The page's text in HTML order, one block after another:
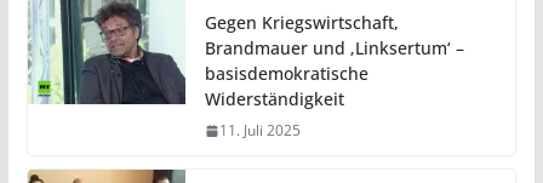
Gegen Kriegswirtschaft,
Brandmauer und ‚Linksertum‘ –
basisdemokratische
Widerständigkeit
11. Juli 2025